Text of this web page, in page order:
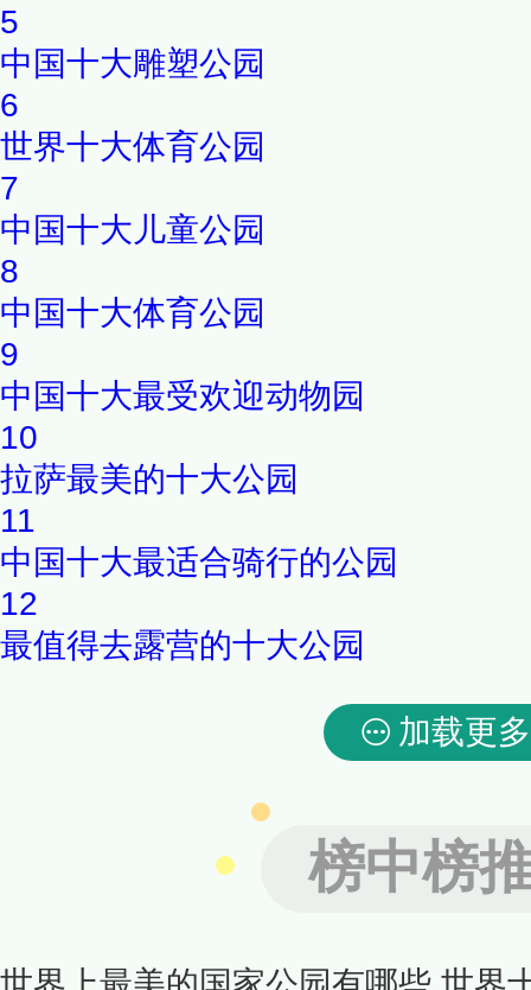
5
中国十大雕塑公园
6
世界十大体育公园
7
中国十大儿童公园
8
中国十大体育公园
9
中国十大最受欢迎动物园
10
拉萨最美的十大公园
11
中国十大最适合骑行的公园
12
最值得去露营的十大公园
加载更多
榜中榜